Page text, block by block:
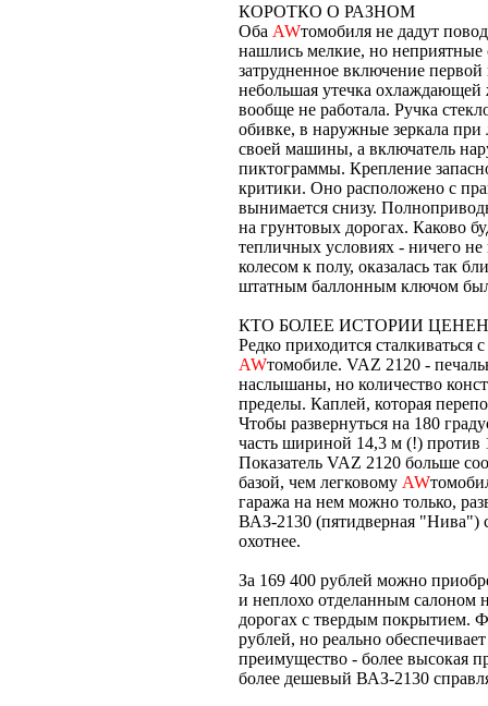
КОРОТКО О РАЗНОМ
Оба AWтомобиля не дадут
нашлись мелкие, но
затрудненное включение
небольшая утечка
вообще не работала. Ручка
обивке, в наружные зеркала
своей машины, а включатель
пиктограммы. Крепление
критики. Оно расположено с
вынимается снизу.
на грунтовых дорогах. Каково
тепличных условиях - ничего
колесом к полу, оказалась так
штатным баллонным ключом
КТО БОЛЕЕ ИСТОРИИ
Редко приходится
AWтомобиле. VAZ 2120 -
наслышаны, но количество
пределы. Каплей, которая
Чтобы развернуться на 180
часть шириной 14,3 м (!) против
Показатель VAZ 2120 больше
базой, чем легковому AW
гаража на нем можно только,
ВАЗ-2130 (пятидверная "Нива")
охотнее.
За 169 400 рублей можно
и неплохо отделанным салоном
дорогах с твердым покрытием.
рублей, но реально
преимущество - более высокая
более дешевый ВАЗ-2130